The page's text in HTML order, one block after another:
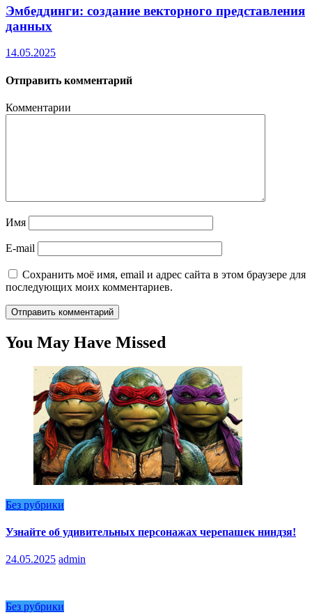
Эмбеддинги: создание векторного представления
данных
14.05.2025
Отправить комментарий
Комментарии
Имя
E-mail
Сохранить моё имя, email и адрес сайта в этом браузере для
последующих моих комментариев.
You May Have Missed
Без рубрики
Узнайте об удивительных персонажах черепашек ниндзя!
24.05.2025 admin
Без рубрики